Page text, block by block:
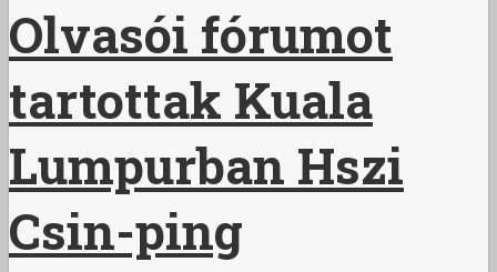
Olvasói fórumot
tartottak Kuala
Lumpurban Hszi
Csin-ping